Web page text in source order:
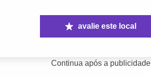
avalie este local
Continua após a publicidade